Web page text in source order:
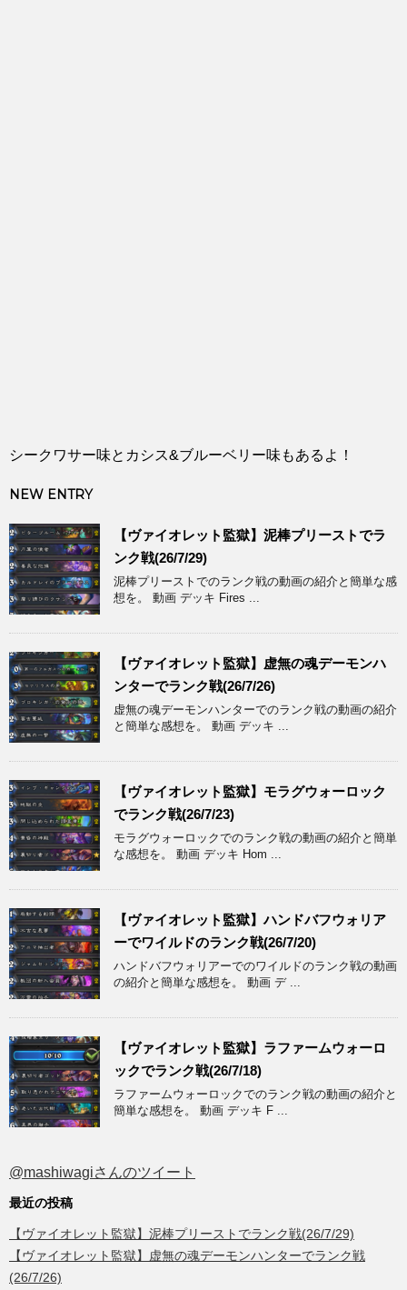
シークワサー味とカシス&ブルーベリー味もあるよ！
NEW ENTRY
【ヴァイオレット監獄】泥棒プリーストでラ
ンク戦(26/7/29)
泥棒プリーストでのランク戦の動画の紹介と簡単な感
想を。 動画 デッキ Fires ...
【ヴァイオレット監獄】虚無の魂デーモンハ
ンターでランク戦(26/7/26)
虚無の魂デーモンハンターでのランク戦の動画の紹介
と簡単な感想を。 動画 デッキ ...
【ヴァイオレット監獄】モラグウォーロック
でランク戦(26/7/23)
モラグウォーロックでのランク戦の動画の紹介と簡単
な感想を。 動画 デッキ Hom ...
【ヴァイオレット監獄】ハンドバフウォリア
ーでワイルドのランク戦(26/7/20)
ハンドバフウォリアーでのワイルドのランク戦の動画
の紹介と簡単な感想を。 動画 デ ...
【ヴァイオレット監獄】ラファームウォーロ
ックでランク戦(26/7/18)
ラファームウォーロックでのランク戦の動画の紹介と
簡単な感想を。 動画 デッキ F ...
@mashiwagiさんのツイート
最近の投稿
【ヴァイオレット監獄】泥棒プリーストでランク戦(26/7/29)
【ヴァイオレット監獄】虚無の魂デーモンハンターでランク戦
(26/7/26)